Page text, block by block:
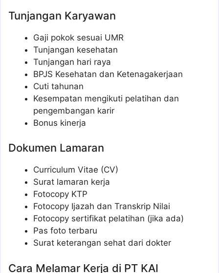
Tunjangan Karyawan
Gaji pokok sesuai UMR
Tunjangan kesehatan
Tunjangan hari raya
BPJS Kesehatan dan Ketenagakerjaan
Cuti tahunan
Kesempatan mengikuti pelatihan dan
pengembangan karir
Bonus kinerja
Dokumen Lamaran
Curriculum Vitae (CV)
Surat lamaran kerja
Fotocopy KTP
Fotocopy Ijazah dan Transkrip Nilai
Fotocopy sertifikat pelatihan (jika ada)
Pas foto terbaru
Surat keterangan sehat dari dokter
Cara Melamar Kerja di PT KAI